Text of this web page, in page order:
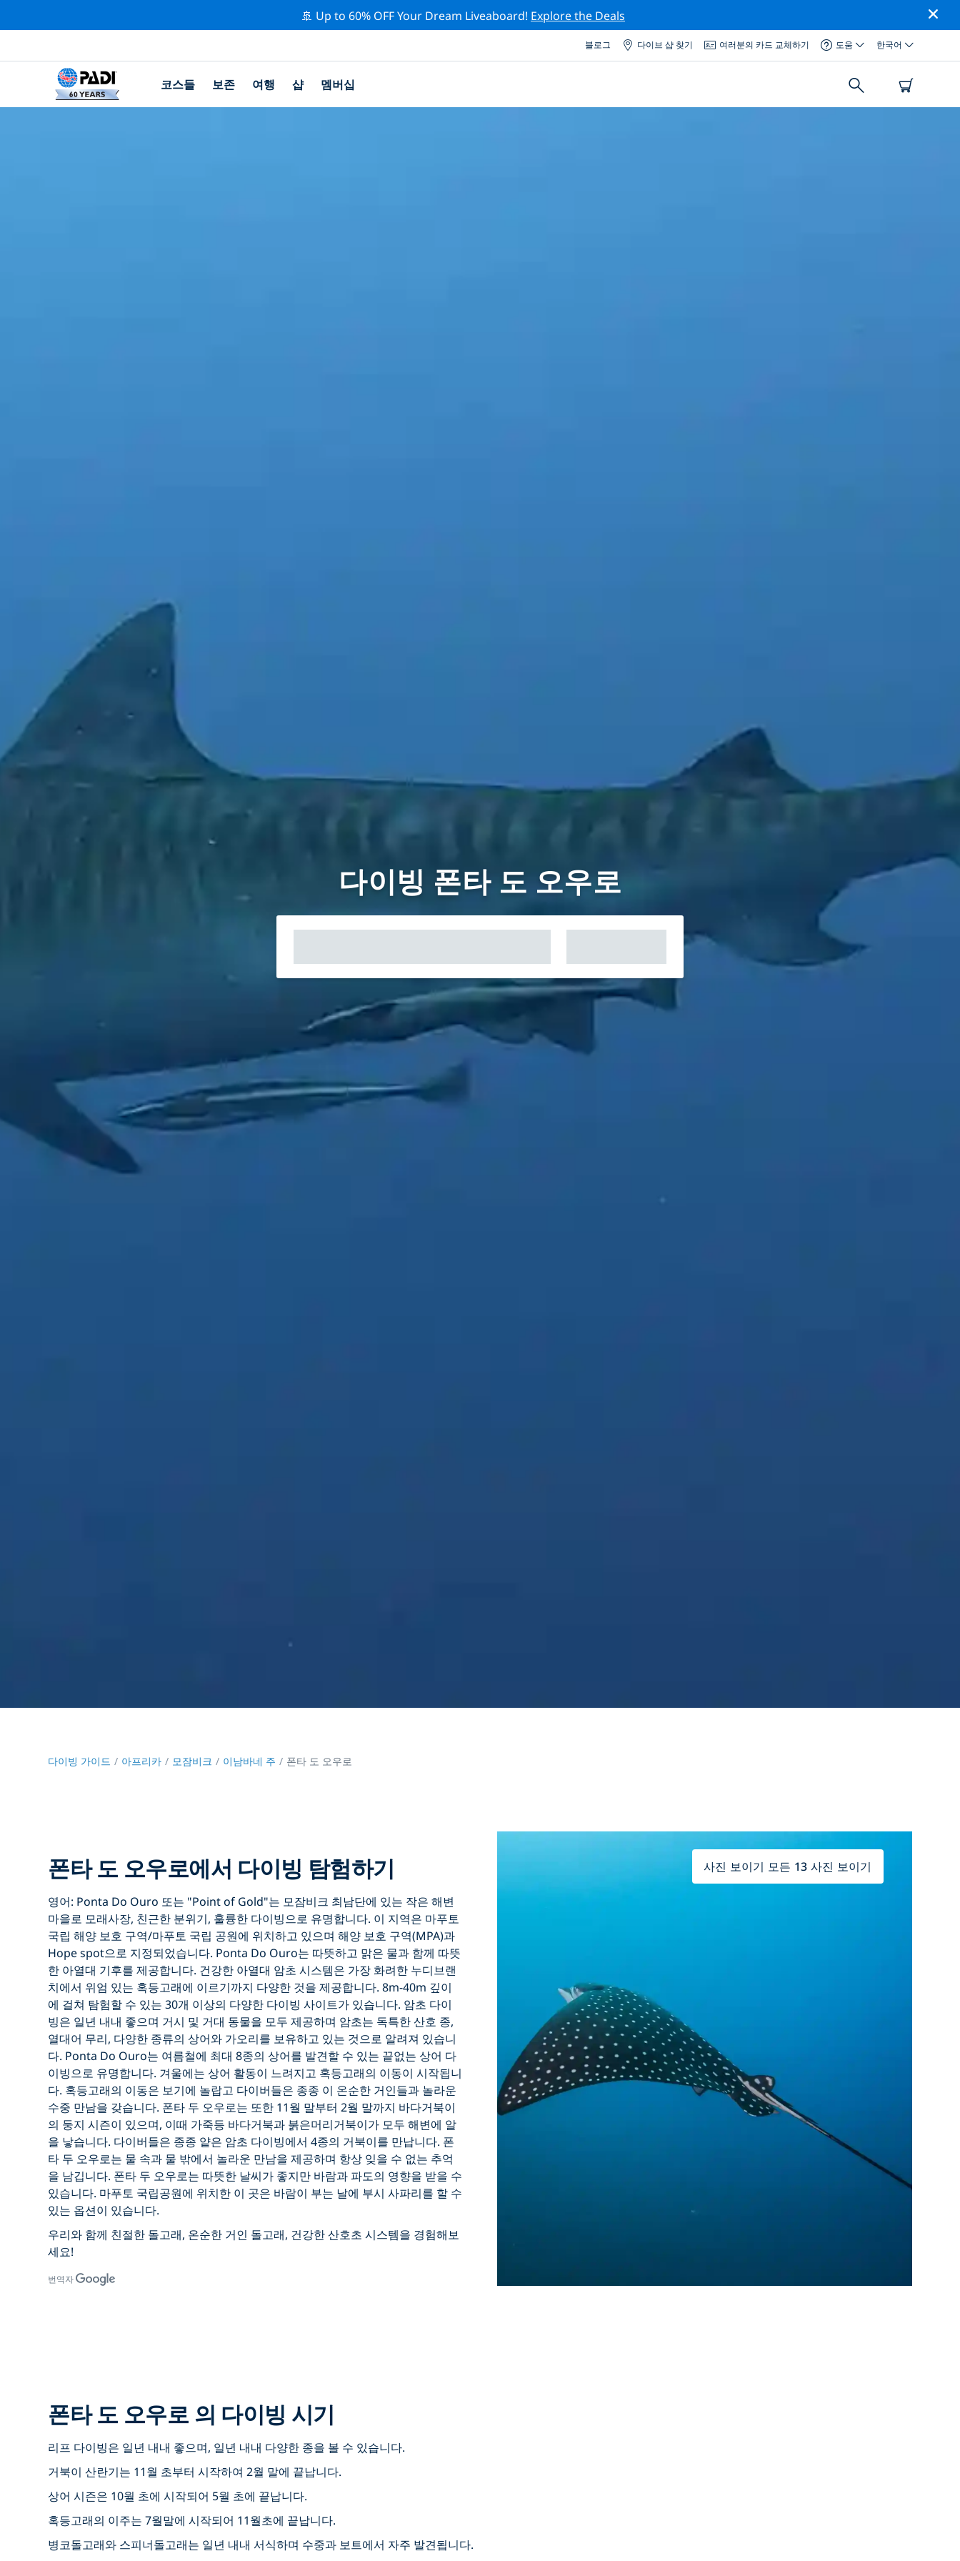
🚢 Up to 60% OFF Your Dream Liveaboard! Explore the Deals
블로그 다이브 샵 찾기 여러분의 카드 교체하기 도움 한국어
코스들 보존 여행 샵 멤버십
다이빙 폰타 도 오우로
다이빙 가이드 아프리카 모잠비크 이남바네 주 폰타 도 오우로
폰타 도 오우로에서 다이빙 탐험하기
영어: Ponta Do Ouro 또는 "Point of Gold"는 모잠비크 최남단에 있는 작은 해변
마을로 모래사장, 친근한 분위기, 훌륭한 다이빙으로 유명합니다. 이 지역은 마푸토
국립 해양 보호 구역/마푸토 국립 공원에 위치하고 있으며 해양 보호 구역(MPA)과
Hope spot으로 지정되었습니다. Ponta Do Ouro는 따뜻하고 맑은 물과 함께 따뜻
한 아열대 기후를 제공합니다. 건강한 아열대 암초 시스템은 가장 화려한 누디브랜
치에서 위엄 있는 혹등고래에 이르기까지 다양한 것을 제공합니다. 8m-40m 깊이
에 걸쳐 탐험할 수 있는 30개 이상의 다양한 다이빙 사이트가 있습니다. 암초 다이
빙은 일년 내내 좋으며 거시 및 거대 동물을 모두 제공하며 암초는 독특한 산호 종,
열대어 무리, 다양한 종류의 상어와 가오리를 보유하고 있는 것으로 알려져 있습니
다. Ponta Do Ouro는 여름철에 최대 8종의 상어를 발견할 수 있는 끝없는 상어 다
이빙으로 유명합니다. 겨울에는 상어 활동이 느려지고 혹등고래의 이동이 시작됩니
다. 혹등고래의 이동은 보기에 놀랍고 다이버들은 종종 이 온순한 거인들과 놀라운
수중 만남을 갖습니다. 폰타 두 오우로는 또한 11월 말부터 2월 말까지 바다거북이
의 둥지 시즌이 있으며, 이때 가죽등 바다거북과 붉은머리거북이가 모두 해변에 알
을 낳습니다. 다이버들은 종종 얕은 암초 다이빙에서 4종의 거북이를 만납니다. 폰
타 두 오우로는 물 속과 물 밖에서 놀라운 만남을 제공하며 항상 잊을 수 없는 추억
을 남깁니다. 폰타 두 오우로는 따뜻한 날씨가 좋지만 바람과 파도의 영향을 받을 수
있습니다. 마푸토 국립공원에 위치한 이 곳은 바람이 부는 날에 부시 사파리를 할 수
있는 옵션이 있습니다.
우리와 함께 친절한 돌고래, 온순한 거인 돌고래, 건강한 산호초 시스템을 경험해보
세요!
번역자
사진 보이기 모든 13 사진 보이기
폰타 도 오우로 의 다이빙 시기
리프 다이빙은 일년 내내 좋으며, 일년 내내 다양한 종을 볼 수 있습니다.
거북이 산란기는 11월 초부터 시작하여 2월 말에 끝납니다.
상어 시즌은 10월 초에 시작되어 5월 초에 끝납니다.
혹등고래의 이주는 7월말에 시작되어 11월초에 끝납니다.
병코돌고래와 스피너돌고래는 일년 내내 서식하며 수중과 보트에서 자주 발견됩니다.